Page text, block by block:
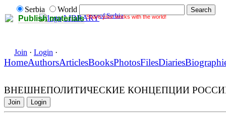
Publish materials Share your works with the world!
Serbia
World
LIBRARYof Serbia
Join · Login ·
HomeAuthorsArticlesBooksPhotosFilesDiaries
ВНЕШНЕПОЛИТИЧЕСКИЕ КОНЦЕПЦИИ
Join Login